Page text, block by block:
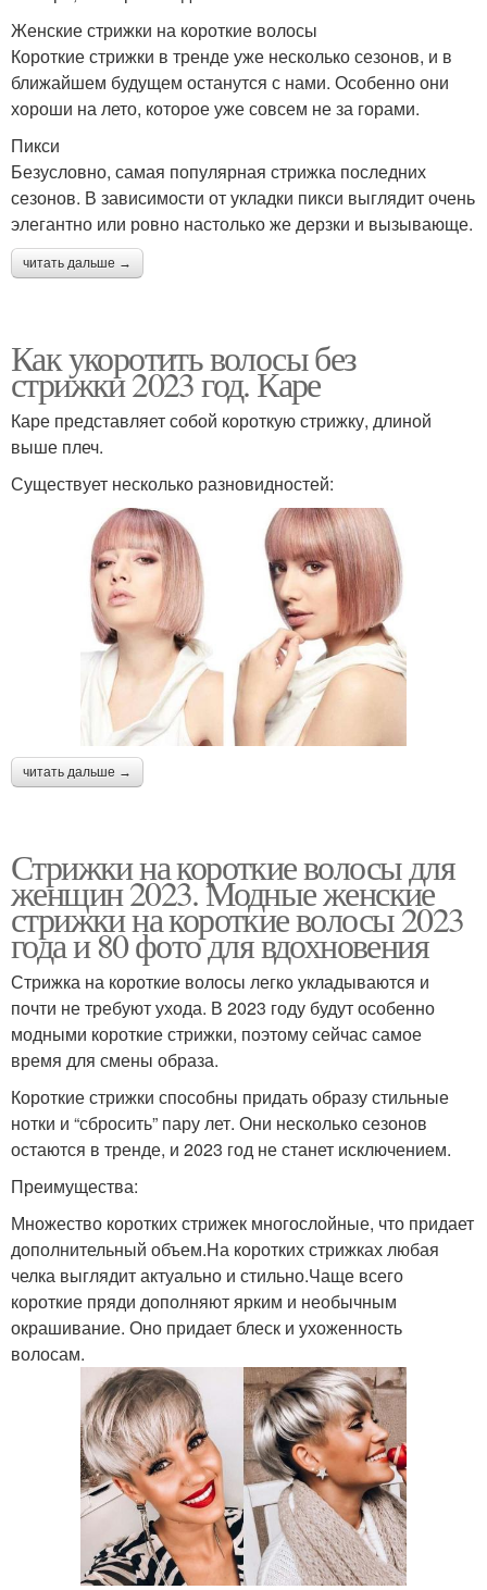
Женские стрижки на короткие волосы
Короткие стрижки в тренде уже несколько сезонов, и в
ближайшем будущем останутся с нами. Особенно они
хороши на лето, которое уже совсем не за горами.
Пикси
Безусловно, самая популярная стрижка последних
сезонов. В зависимости от укладки пикси выглядит очень
элегантно или ровно настолько же дерзки и вызывающе.
читать дальше →
Как укоротить волосы без
стрижки 2023 год. Каре
Каре представляет собой короткую стрижку, длиной
выше плеч.
Существует несколько разновидностей:
читать дальше →
Стрижки на короткие волосы для
женщин 2023. Модные женские
стрижки на короткие волосы 2023
года и 80 фото для вдохновения
Стрижка на короткие волосы легко укладываются и
почти не требуют ухода. В 2023 году будут особенно
модными короткие стрижки, поэтому сейчас самое
время для смены образа.
Короткие стрижки способны придать образу стильные
нотки и “сбросить” пару лет. Они несколько сезонов
остаются в тренде, и 2023 год не станет исключением.
Преимущества:
Множество коротких стрижек многослойные, что придает
дополнительный объем.На коротких стрижках любая
челка выглядит актуально и стильно.Чаще всего
короткие пряди дополняют ярким и необычным
окрашивание. Оно придает блеск и ухоженность
волосам.